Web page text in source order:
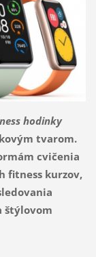
hodinky
tvarom.
cvičenia
fitness kurzov,
štýlovom